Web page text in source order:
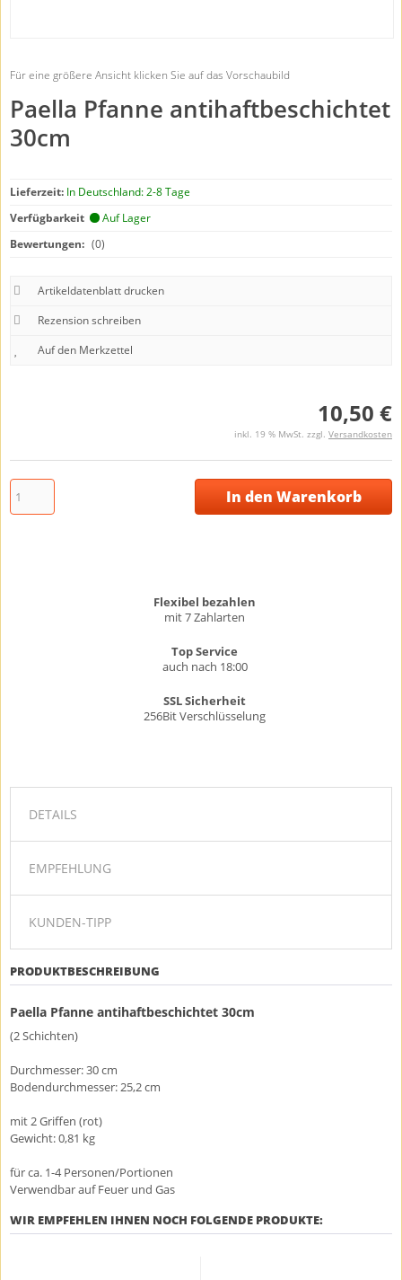
Für eine größere Ansicht klicken Sie auf das Vorschaubild
Paella Pfanne antihaftbeschichtet
30cm
Lieferzeit: In Deutschland: 2-8 Tage
Verfügbarkeit
Auf Lager
Bewertungen: (0)
Artikeldatenblatt drucken
Rezension schreiben
10,50 €
inkl. 19 % MwSt. zzgl. Versandkosten
In den Warenkorb
Flexibel bezahlen
mit 7 Zahlarten
Top Service
auch nach 18:00
SSL Sicherheit
256Bit Verschlüsselung
DETAILS
EMPFEHLUNG
KUNDEN-TIPP
PRODUKTBESCHREIBUNG
Paella Pfanne antihaftbeschichtet 30cm
(2 Schichten)
Durchmesser: 30 cm
Bodendurchmesser: 25,2 cm
mit 2 Griffen (rot)
Gewicht: 0,81 kg
für ca. 1-4 Personen/Portionen
Verwendbar auf Feuer und Gas
WIR EMPFEHLEN IHNEN NOCH FOLGENDE PRODUKTE: